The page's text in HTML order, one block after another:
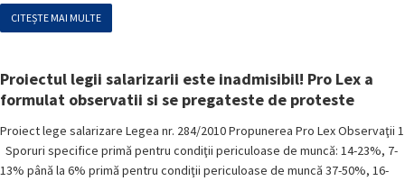
CITEȘTE MAI MULTE
Proiectul legii salarizarii este inadmisibil! Pro Lex a
formulat observatii si se pregateste de proteste
Proiect lege salarizare Legea nr. 284/2010 Propunerea Pro Lex Observaţii 1
Sporuri specifice primă pentru condiţii periculoase de muncă: 14-23%, 7-
13% până la 6% primă pentru condiţii periculoase de muncă 37-50%, 16-